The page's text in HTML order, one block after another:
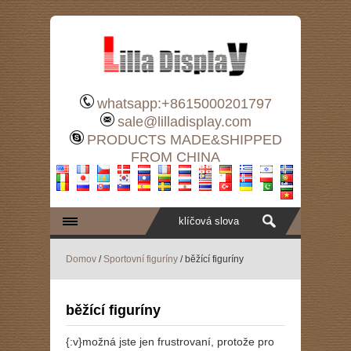
whatsapp:+8615000201797
sale@lilladisplay.com
PRODUCTS MADE&SHIPPED
FROM CHINA
Domov /Sportovní figuríny / běžící figuríny
běžící figuríny
{:v}možná jste jen frustrovaní, protože pro